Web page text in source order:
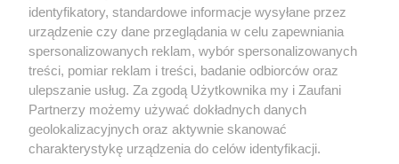
Kultura
X Facebook Instagram Youtube
identyfikatory, standardowe informacje wysyłane przez
urządzenie czy dane przeglądania w celu zapewniania
spersonalizowanych reklam, wybór spersonalizowanych
treści, pomiar reklam i treści, badanie odbiorców oraz
ulepszanie usług. Za zgodą Użytkownika my i Zaufani
Partnerzy możemy używać dokładnych danych
geolokalizacyjnych oraz aktywnie skanować
charakterystykę urządzenia do celów identyfikacji.